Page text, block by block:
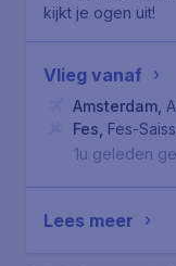
kijkt je ogen uit!
Vlieg vanaf
Amsterdam
Fes Fes-
1u geleden
Lees meer